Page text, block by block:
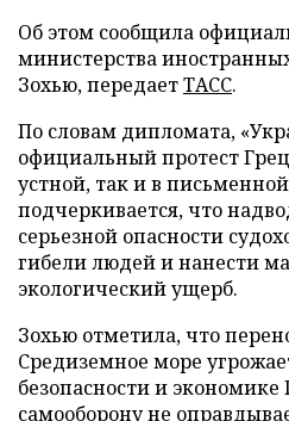
Об этом сообщила
министерства
Зохью, передаетТАСС.
По словам дипломата,
официальный протест
устной, так и в
подчеркивается, что
серьезной опасности
гибели людей и нанести
экологический ущерб.
Зохью отметила, что
Средиземное море
безопасности и
самооборону не